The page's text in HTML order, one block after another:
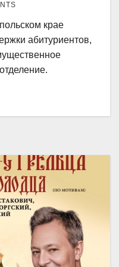
с
в
районе.
крае
абитуриентов,